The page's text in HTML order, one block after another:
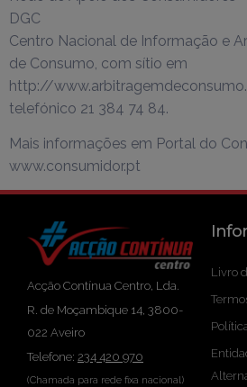
DGC
Centro Nacional de Informação e
de Consumo, com sítio em
http://
telefónico 21 384 74 84.
Mais informações em Portal do
www.consumidor.pt
Acção Contínua Centro, Lda.
R. de Moçambique 14, 3800-
022 Aveiro
Telefone: 234 420 970
(Chamada para rede fixa nacional)
Livro